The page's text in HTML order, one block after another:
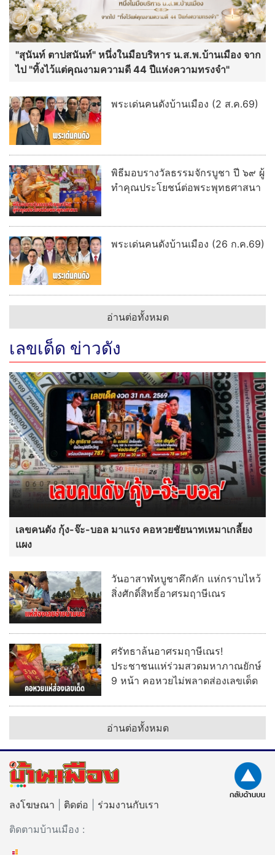
"สุนันท์ ตาปสนันท์" หนึ่งในมือบริหาร น.ส.พ.บ้านเมือง จาก
ไป "ทิ้งไว้แต่คุณงามความดี 44 ปีแห่งความทรงจำ"
พระเด่นคนดังบ้านเมือง (2 ส.ค.69)
พิธีมอบรางวัลธรรมจักรบูชา ปี ๖๙ ผู้
ทำคุณประโยชน์ต่อพระพุทธศาสนา
พระเด่นคนดังบ้านเมือง (26 ก.ค.69)
อ่านต่อทั้งหมด
เลขเด็ด ข่าวดัง
เลขคนดัง กุ้ง-จ๊ะ-บอล มาแรง คอหวยชัยนาทเหมาเกลี้ยง
แผง
วันอาสาฬหบูชาคึกคัก แห่กราบไหว้
สิ่งศักดิ์สิทธิ์อาศรมฤาษีเณร
ศรัทธาล้นอาศรมฤาษีเณร!
ประชาชนแห่ร่วมสวดมหาภาณยักษ์
9 หน้า คอหวยไม่พลาดส่องเลขเด็ด
อ่านต่อทั้งหมด
ลงโฆษณา ติดต่อ
ร่วมงานกับเรา
ติดตามบ้านเมือง :